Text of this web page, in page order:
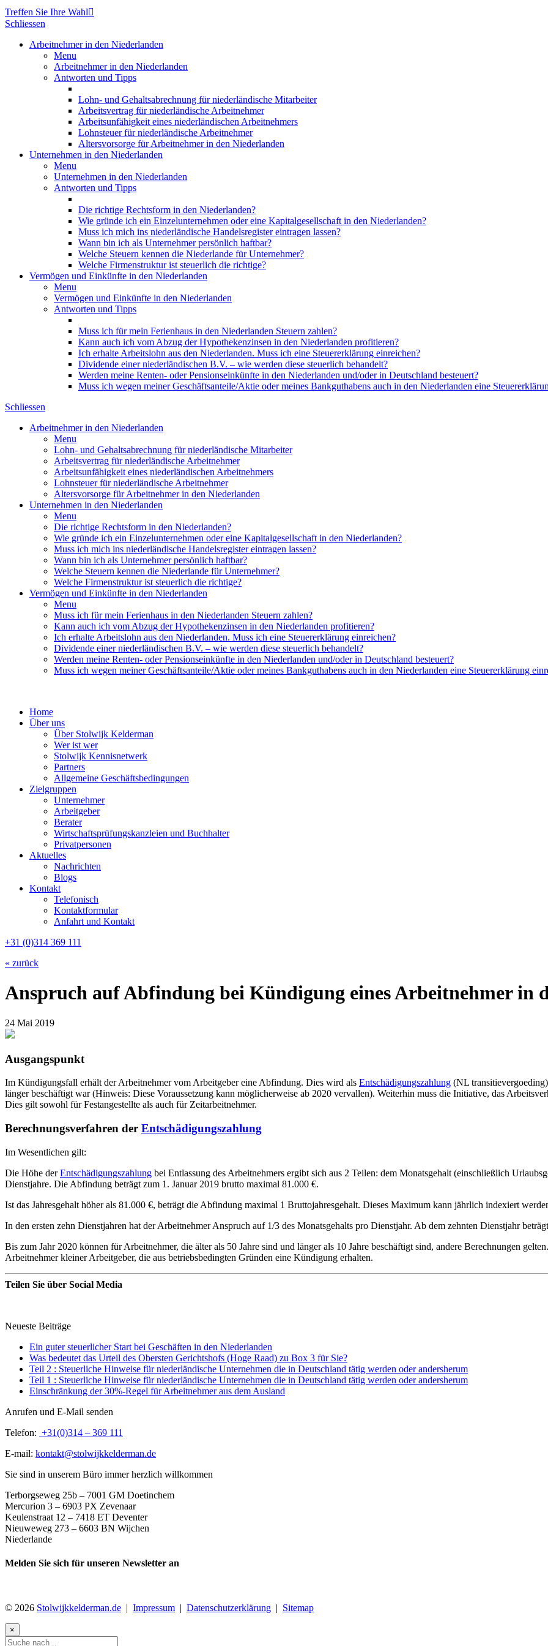
Treffen Sie Ihre Wahl
Schliessen
Arbeitnehmer in den Niederlanden
Menu
Arbeitnehmer in den Niederlanden
Antworten und Tipps
Lohn- und Gehaltsabrechnung für niederländische Mitarbeiter
Arbeitsvertrag für niederländische Arbeitnehmer
Arbeitsunfähigkeit eines niederländischen Arbeitnehmers
Lohnsteuer für niederländische Arbeitnehmer
Altersvorsorge für Arbeitnehmer in den Niederlanden
Unternehmen in den Niederlanden
Menu
Unternehmen in den Niederlanden
Antworten und Tipps
Die richtige Rechtsform in den Niederlanden?
Wie gründe ich ein Einzelunternehmen oder eine Kapitalgesellschaft in den Niederlanden?
Muss ich mich ins niederländische Handelsregister eintragen lassen?
Wann bin ich als Unternehmer persönlich haftbar?
Welche Steuern kennen die Niederlande für Unternehmer?
Welche Firmenstruktur ist steuerlich die richtige?
Vermögen und Einkünfte in den Niederlanden
Menu
Vermögen und Einkünfte in den Niederlanden
Antworten und Tipps
Muss ich für mein Ferienhaus in den Niederlanden Steuern zahlen?
Kann auch ich vom Abzug der Hypothekenzinsen in den Niederlanden profitieren?
Ich erhalte Arbeitslohn aus den Niederlanden. Muss ich eine Steuererklärung einreichen?
Dividende einer niederländischen B.V. – wie werden diese steuerlich behandelt?
Werden meine Renten- oder Pensionseinkünfte in den Niederlanden und/oder in Deutschland besteuert?
Muss ich wegen meiner Geschäftsanteile/Aktie oder meines Bankguthabens auch in den Niederlanden eine
Schliessen
Arbeitnehmer in den Niederlanden
Menu
Lohn- und Gehaltsabrechnung für niederländische Mitarbeiter
Arbeitsvertrag für niederländische Arbeitnehmer
Arbeitsunfähigkeit eines niederländischen Arbeitnehmers
Lohnsteuer für niederländische Arbeitnehmer
Altersvorsorge für Arbeitnehmer in den Niederlanden
Unternehmen in den Niederlanden
Menu
Die richtige Rechtsform in den Niederlanden?
Wie gründe ich ein Einzelunternehmen oder eine Kapitalgesellschaft in den Niederlanden?
Muss ich mich ins niederländische Handelsregister eintragen lassen?
Wann bin ich als Unternehmer persönlich haftbar?
Welche Steuern kennen die Niederlande für Unternehmer?
Welche Firmenstruktur ist steuerlich die richtige?
Vermögen und Einkünfte in den Niederlanden
Menu
Muss ich für mein Ferienhaus in den Niederlanden Steuern zahlen?
Kann auch ich vom Abzug der Hypothekenzinsen in den Niederlanden profitieren?
Ich erhalte Arbeitslohn aus den Niederlanden. Muss ich eine Steuererklärung einreichen?
Dividende einer niederländischen B.V. – wie werden diese steuerlich behandelt?
Werden meine Renten- oder Pensionseinkünfte in den Niederlanden und/oder in Deutschland besteuert?
Muss ich wegen meiner Geschäftsanteile/Aktie oder meines Bankguthabens auch in den Niederlanden eine Steuererklärung
Home
Über uns
Über Stolwijk Kelderman
Wer ist wer
Stolwijk Kennisnetwerk
Partners
Allgemeine Geschäftsbedingungen
Zielgruppen
Unternehmer
Arbeitgeber
Berater
Wirtschaftsprüfungskanzleien und Buchhalter
Privatpersonen
Aktuelles
Nachrichten
Blogs
Kontakt
Telefonisch
Kontaktformular
Anfahrt und Kontakt
+31 (0)314 369 111
« zurück
Anspruch auf Abfindung bei Kündigung eines Arbeitnehmer in
24 Mai 2019
Ausgangspunkt
Im Kündigungsfall erhält der Arbeitnehmer vom Arbeitgeber eine Abfindung. Dies wird als Entschädigungszahlung (NL
länger beschäftigt war (Hinweis: Diese Voraussetzung kann möglicherweise ab 2020 vervallen). Weiterhin muss die Initiative, das
Dies gilt sowohl für Festangestellte als auch für Zeitarbeitnehmer.
Berechnungsverfahren der Entschädigungszahlung
Im Wesentlichen gilt:
Die Höhe derEntschädigungszahlung bei Entlassung des Arbeitnehmers ergibt sich aus 2 Teilen: dem Monatsgehalt (einschließlich
Dienstjahre. Die Abfindung beträgt zum 1. Januar 2019 brutto maximal 81.000 €.
Ist das Jahresgehalt höher als 81.000 €, beträgt die Abfindung maximal 1 Bruttojahresgehalt. Dieses Maximum kann jährlich indexiert
In den ersten zehn Dienstjahren hat der Arbeitnehmer Anspruch auf 1/3 des Monatsgehalts pro Dienstjahr. Ab dem zehnten Dienstjahr
Bis zum Jahr 2020 können für Arbeitnehmer, die älter als 50 Jahre sind und länger als 10 Jahre beschäftigt sind, andere Berechnungen
Arbeitnehmer kleiner Arbeitgeber, die aus be­triebs­be­ding­ten Gründen eine Kündi­gung erhalten.
Teilen Sie über Social Media
Neueste Beiträge
Ein guter steuerlicher Start bei Geschäften in den Niederlanden
Was bedeutet das Urteil des Obersten Gerichtshofs (Hoge Raad) zu Box 3 für Sie?
Teil 2 : Steuerliche Hinweise für niederländische Unternehmen die in Deutschland tätig werden oder andersherum
Teil 1 : Steuerliche Hinweise für niederländische Unternehmen die in Deutschland tätig werden oder andersherum
Einschränkung der 30%-Regel für Arbeitnehmer aus dem Ausland
Anrufen und E-Mail senden
Telefon: +31(0)314 – 369 111
E-mail: kontakt@stolwijkkelderman.de
Sie sind in unserem Büro immer herzlich willkommen
Terborgseweg 25b – 7001 GM Doetinchem
Mercurion 3 – 6903 PX Zevenaar
Keulenstraat 12 – 7418 ET Deventer
Nieuweweg 273 – 6603 BN Wijchen
Niederlande
Melden Sie sich für unseren Newsletter an
© 2026 Stolwijkkelderman.de | Impressum | Datenschutzerklärung | Sitemap
×